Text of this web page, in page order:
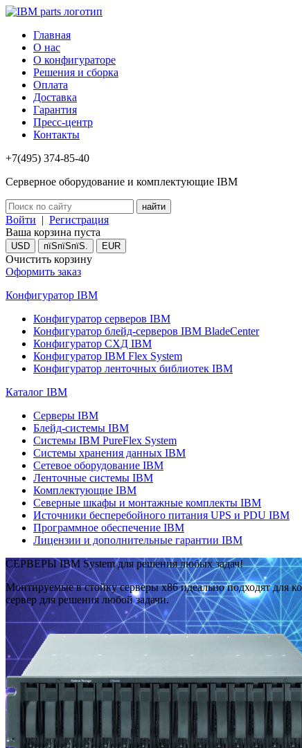
Главная
О нас
О конфигураторе
Решения и сборка
Оплата
Доставка
Гарантия
Пресс-центр
Контакты
+7(495) 374-85-40
Серверное оборудование и комплектующие IBM
Войти | Регистрация
Ваша корзина пуста
USD пїЅпїЅпїЅ. EUR
Очистить корзину
Оформить заказ
Конфигуратор IBM
Конфигуратор серверов IBM
Конфигуратор блейд-серверов IBM BladeCenter
Конфигуратор СХД IBM
Конфигуратор IBM Flex System
Конфигуратор ленточных библиотек IBM
Каталог IBM
Серверы IBM
Блейд-системы IBM
Системы IBM PureFlex System
Системы хранения данных IBM
Сетевое оборудование IBM
Ленточные системы IBM
Комплектующие IBM
Северные шкафы и монтажные комплекты IBM
Источники бесперебойного питания UPS и PDU IBM
Программное обеспечение IBM
Лицензии и дополнительные гарантии IBM
СЕРВЕРЫ IBM System для решения любых задач!
Монтируемые в стойку серверы x86 идеально подходят для
сервер для решения любой задачи.